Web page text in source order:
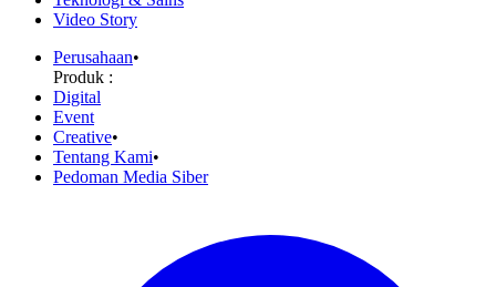
Video Story
Perusahaan•
Produk :
Digital
Event
Creative•
Tentang Kami•
Pedoman Media Siber